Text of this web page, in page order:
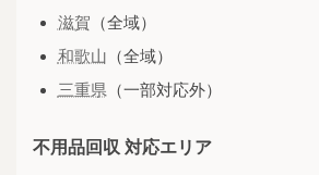
滋賀 （全域）
和歌山 （全域）
三重県 （一部対応外）
不用品回収 対応エリア